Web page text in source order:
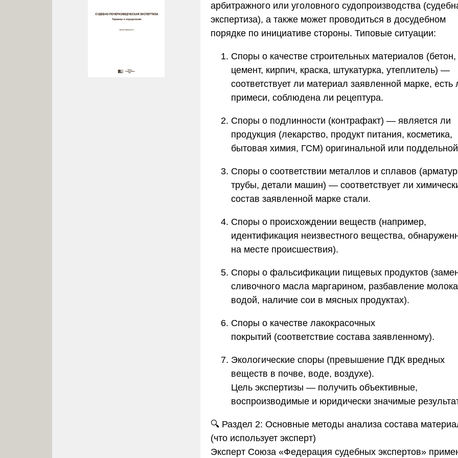
арбитражного или уголовного судопроизводства
экспертиза), а также может проводиться в досудебном
порядке по инициативе стороны. Типовые ситуации:
Споры о качестве строительных материалов (бетон,
цемент, кирпич, краска, штукатурка, утеплитель) —
соответствует ли материал заявленной марке, есть
примеси, соблюдена ли рецептура.
Споры о подлинности (контрафакт) — является ли
продукция (лекарство, продукт питания, косметика,
бытовая химия, ГСМ) оригинальной или
Споры о соответствии металлов и сплавов
трубы, детали машин) — соответствует ли
состав заявленной марке стали.
Споры о происхождении веществ (например,
идентификация неизвестного вещества,
на месте происшествия).
Споры о фальсификации пищевых продуктов
сливочного масла маргарином, разбавление молока
водой, наличие сои в мясных продуктах).
Споры о качестве лакокрасочных
покрытий (соответствие состава заявленному).
Экологические споры (превышение ПДК вредных
веществ в почве, воде, воздухе).
Цель экспертизы — получить объективные,
воспроизводимые и юридически значимые
🔍 Раздел 2: Основные методы анализа состава
(что использует эксперт)
Эксперт Союза «Федерация судебных экспертов»